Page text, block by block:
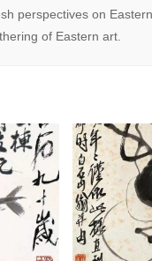
perspectives on
of Eastern art.